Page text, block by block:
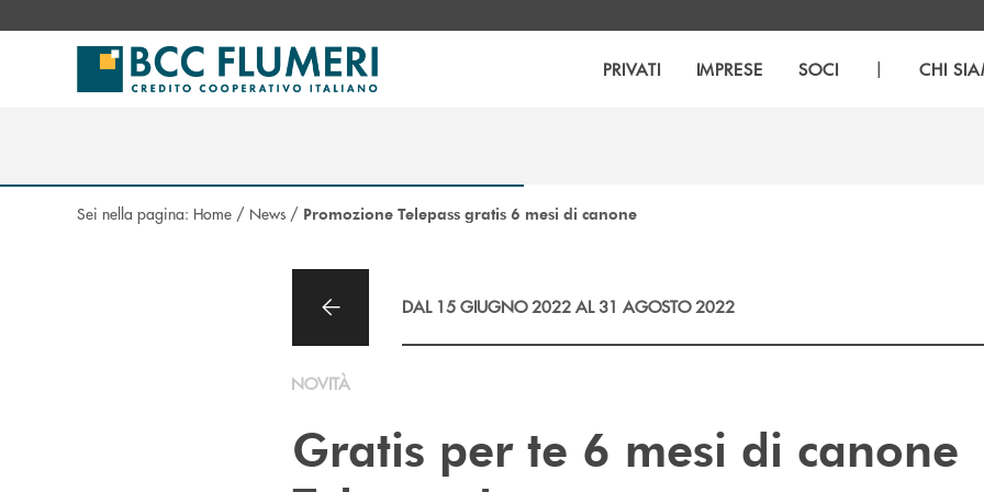
PRIVATI IMPRESE SOCI | CHI
Sei nella pagina: Home / News / Promozione Telepass gratis 6 mesi di canone
DAL 15 GIUGNO 2022 AL 31 AGOSTO 2022
NOVITÀ
Gratis per te 6 mesi di canone